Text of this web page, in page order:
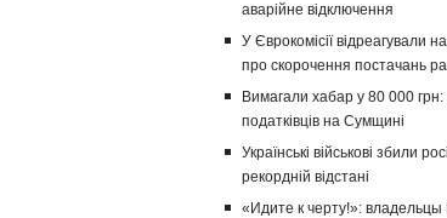
аварійне відключення
У Єврокомісії відреагували
про скорочення постачань
Вимагали хабар у 80 000
податківців на Сумщині
Українські військові збили
рекордній відстані
«Идите к черту!»: